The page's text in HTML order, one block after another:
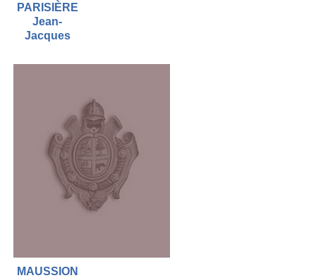
PARISIÈRE
Jean-
Jacques
MAUSSION